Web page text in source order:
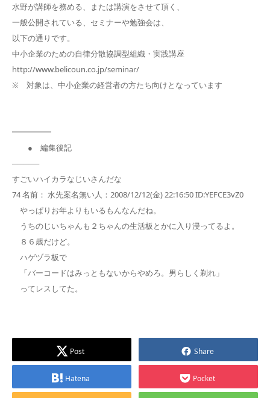
水野が講師を務める、または講演をさせて頂く、
一般公開されている、セミナーや勉強会は、
以下の通りです。
中小企業のための自律分散協調型組織・実践講座
http://www.belicoun.co.jp/seminar/
※ 対象は、中小企業の経営者の方たち向けとなっています
━━━━━
● 編集後記
─────
すごいハイカラなじいさんだな
74 名前： 水先案名無い人：2008/12/12(金) 22:16:50 ID:YEFCE3vZ0
やっぱりお年よりもいるもんなんだね。
うちのじいちゃんも２ちゃんの生活板とかに入り浸ってるよ。
８６歳だけど。
ハゲヅラ板で
「バーコードはみっともないからやめろ。男らしく剃れ」
ってレスしてた。
Post Share
Hatena Pocket